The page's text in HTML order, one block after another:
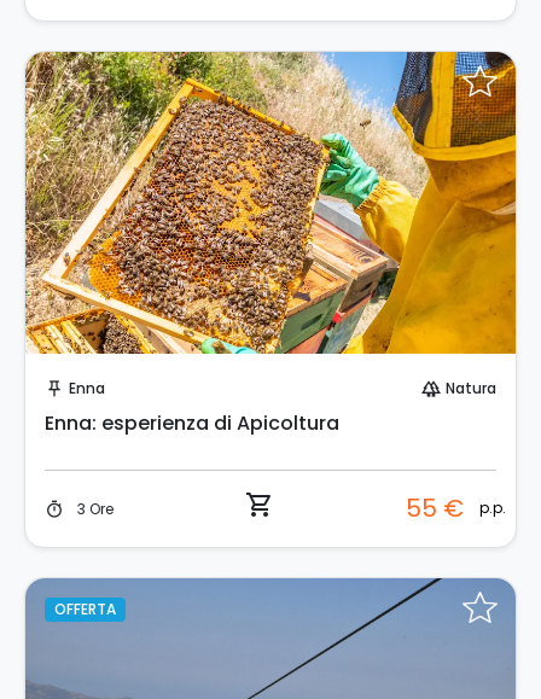
push_pin Enna forest Natura
Enna: esperienza di Apicoltura
timer 3 Ore shopping_cart 55 € p.p.
OFFERTA